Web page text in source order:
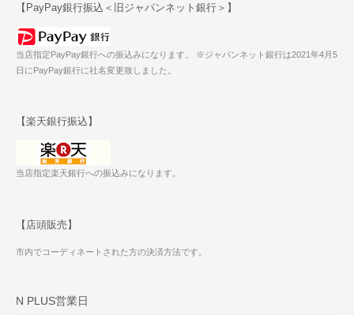
【PayPay銀行振込＜旧ジャパンネット銀行＞】
当店指定PayPay銀行への振込みになります。 ※ジャパンネット銀行は2021年4月5
日にPayPay銀行に社名変更致しました。
【楽天銀行振込】
当店指定楽天銀行への振込みになります。
【店頭販売】
市内でコーディネートされた方の決済方法です。
N PLUS営業日